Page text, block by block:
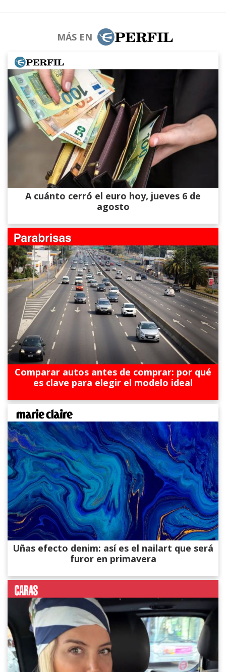
MÁS EN
A cuánto cerró el euro hoy, jueves 6 de
agosto
Comparar autos antes de comprar: por qué
es clave para elegir el modelo ideal
Uñas efecto denim: así es el nailart que será
furor en primavera